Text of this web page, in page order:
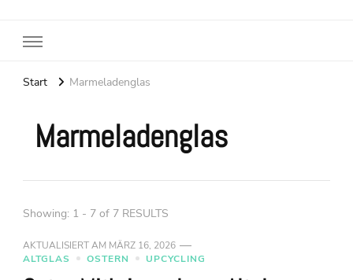
Start Marmeladenglas
Marmeladenglas
Showing: 1 - 7 of 7 RESULTS
AKTUALISIERT AM MÄRZ 16, 2026
ALTGLAS
OSTERN UPCYCLING